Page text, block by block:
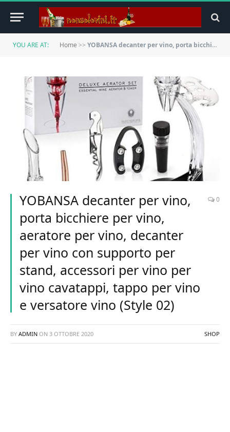
YOU ARE AT: Home >> YOBANSA decanter per vino, porta bicchiere per vino, aeratore per vino, decanter per vino con supporto per stand, accessori per vino per vino cavatappi, tappo per vino e versatore vino (Style 02)
YOBANSA decanter per vino,
porta bicchiere per vino,
aeratore per vino, decanter
per vino con supporto per
stand, accessori per vino per
vino cavatappi, tappo per vino
e versatore vino (Style 02)
0
BY ADMIN ON 3 OTTOBRE 2020 SHOP